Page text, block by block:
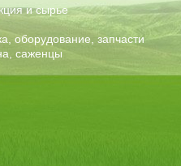
и сырье
оборудование, запчасти
саженцы